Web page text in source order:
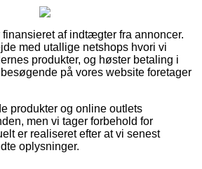
af indtægter fra annoncer.
med utallige netshops hvori vi
produkter, og høster betaling i
på vores website foretager
produkter og online outlets
men vi tager forbehold for
er realiseret efter at vi senest
oplysninger.